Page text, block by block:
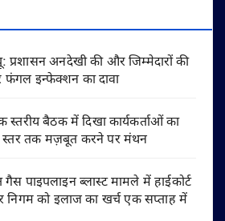
प्रशासन अनदेखी की और जिम्मेदारों की
इन्फेक्शन का दावा
स्तरीय बैठक में दिखा कार्यकर्ताओं का
स्तर तक मज़बूत करने पर मंथन
गैस पाइपलाइन ब्लास्ट मामले में हाईकोर्ट
को इलाज का खर्च एक सप्ताह में